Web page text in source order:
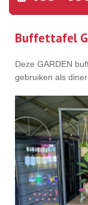
Buffettafel
Deze GARDEN
gebruiken als